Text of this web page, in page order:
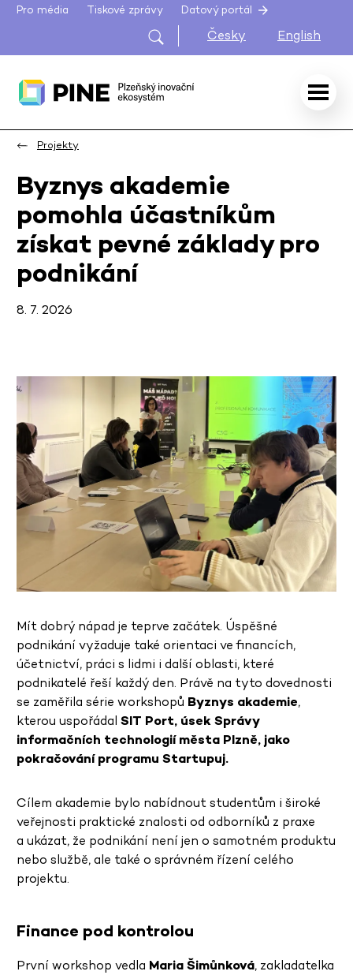
Pro média Tiskové zprávy Datový portál
Česky English
Projekty
Byznys akademie
pomohla účastníkům
získat pevné základy pro
podnikání
8. 7. 2026
Mít dobrý nápad je teprve začátek. Úspěšné
podnikání vyžaduje také orientaci ve financích,
účetnictví, práci s lidmi i další oblasti, které
podnikatelé řeší každý den. Právě na tyto dovednosti
se zaměřila série workshopů Byznys akademie,
kterou uspořádal SIT Port, úsek Správy
informačních technologií města Plzně, jako
pokračování programu Startupuj.
Cílem akademie bylo nabídnout studentům i široké
veřejnosti praktické znalosti od odborníků z praxe
a ukázat, že podnikání není jen o samotném produktu
nebo službě, ale také o správném řízení celého
projektu.
Finance pod kontrolou
První workshop vedla Maria Šimůnková, zakladatelka